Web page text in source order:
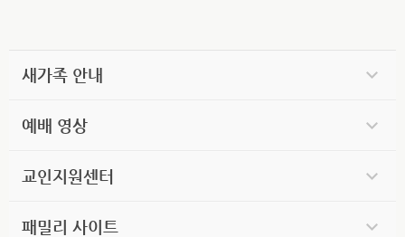
새가족 안내
예배 영상
교인지원센터
패밀리 사이트